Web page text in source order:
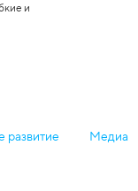
и
развитие Медиа